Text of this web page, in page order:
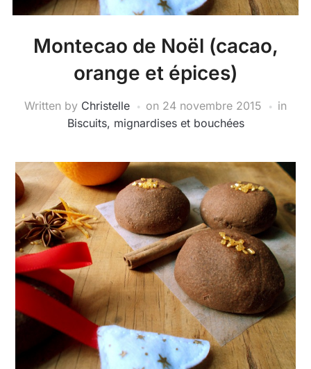
Montecao de Noël (cacao,
orange et épices)
Written by Christelle on 24 novembre 2015
in
Biscuits, mignardises et bouchées